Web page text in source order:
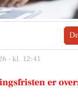
- kl. 12:41
er